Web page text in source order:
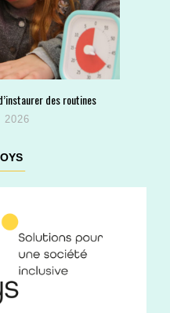
des routines
2026